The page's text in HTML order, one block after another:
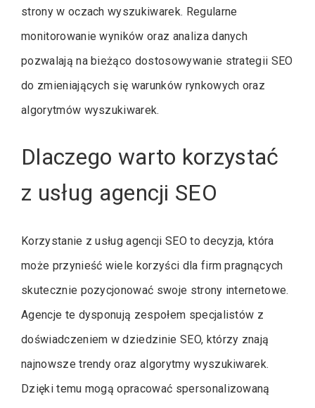
strony w oczach wyszukiwarek. Regularne
monitorowanie wyników oraz analiza danych
pozwalają na bieżąco dostosowywanie strategii SEO
do zmieniających się warunków rynkowych oraz
algorytmów wyszukiwarek.
Dlaczego warto korzystać
z usług agencji SEO
Korzystanie z usług agencji SEO to decyzja, która
może przynieść wiele korzyści dla firm pragnących
skutecznie pozycjonować swoje strony internetowe.
Agencje te dysponują zespołem specjalistów z
doświadczeniem w dziedzinie SEO, którzy znają
najnowsze trendy oraz algorytmy wyszukiwarek.
Dzięki temu mogą opracować spersonalizowaną